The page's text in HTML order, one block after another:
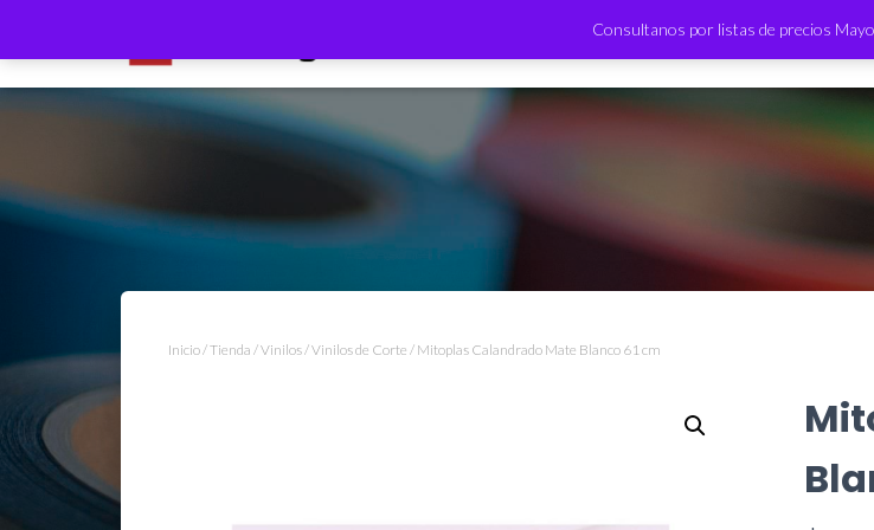
Consultanos por listas de precios
Inicio/Tienda /Vinilos/Vinilos de Corte / Mitoplas Calandrado Mate Blanco 61 cm